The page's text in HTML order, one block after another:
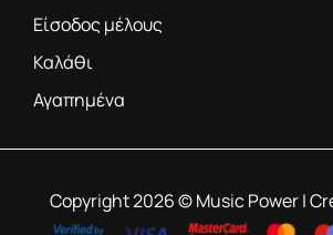
Είσοδος μέλους
Καλάθι
Αγαπημένα
Copyright 2026 © Music Power |